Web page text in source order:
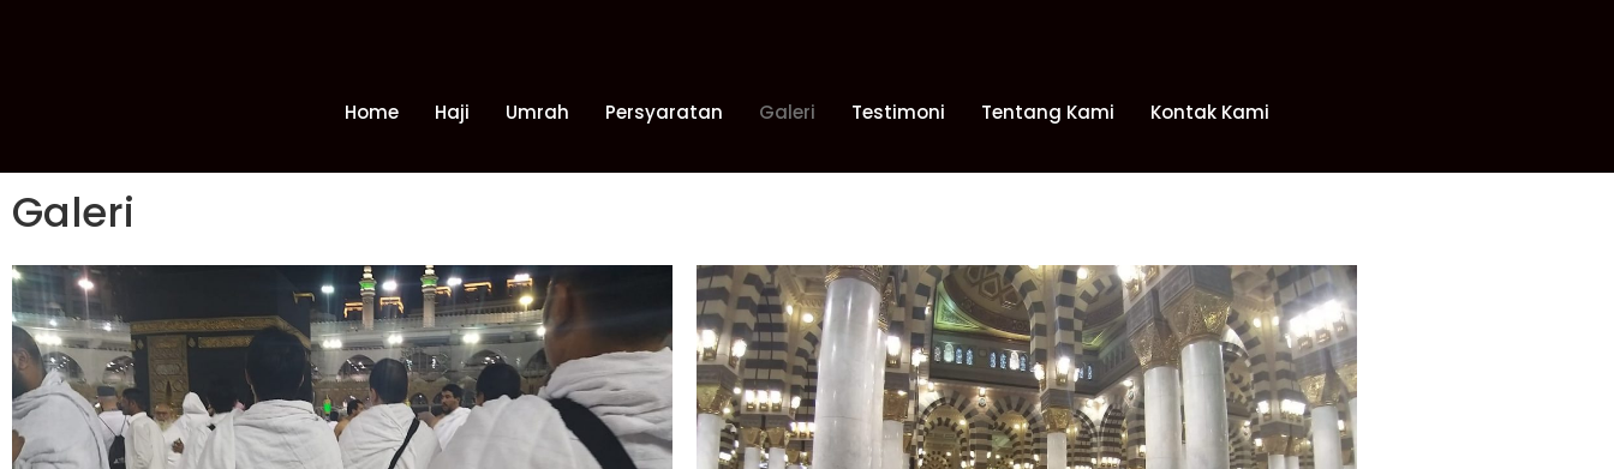
Home Haji Umrah Persyaratan Galeri Testimoni Tentang Kami Kontak Kami
Galeri